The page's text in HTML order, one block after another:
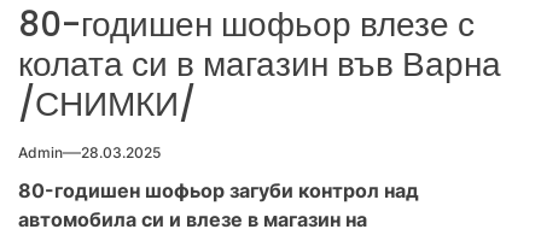
80-годишен шофьор влезе с
колата си в магазин във Варна
/СНИМКИ/
Admin 28.03.2025
80-годишен шофьор загуби контрол над
автомобила си и влезе в магазин на